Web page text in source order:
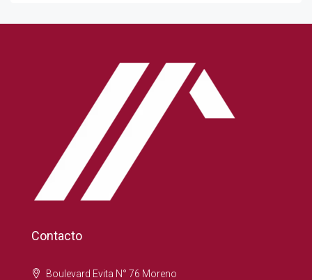
Contacto
Boulevard Evita N° 76 Moreno